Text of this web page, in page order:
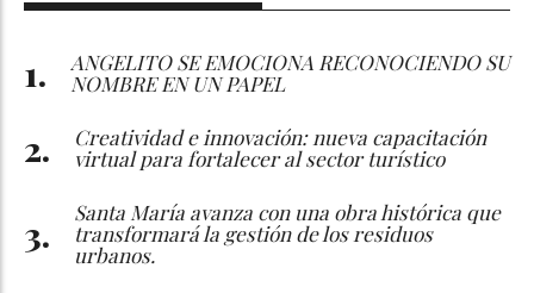
ANGELITO SE EMOCIONA RECONOCIENDO SU
NOMBRE EN UN PAPEL
Creatividad e innovación: nueva capacitación
virtual para fortalecer al sector turístico
Santa María avanza con una obra histórica que
transformará la gestión de los residuos
urbanos.